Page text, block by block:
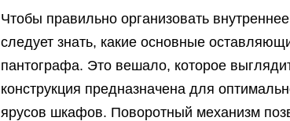
Чтобы правильно организовать
следует знать, какие основные
пантографа. Это вешало, которое
конструкция предназначена для
ярусов шкафов. Поворотный механизм